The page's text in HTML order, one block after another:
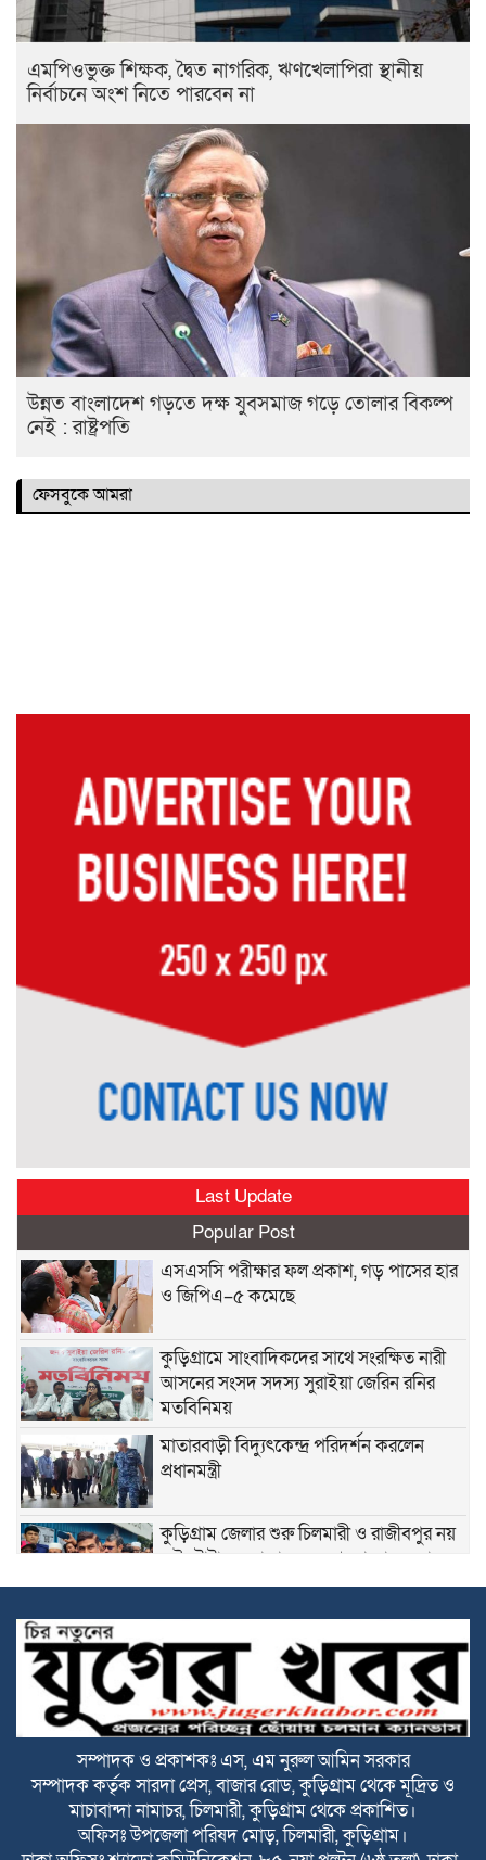
এমপিওভুক্ত শিক্ষক, দ্বৈত নাগরিক, ঋণখেলাপিরা স্থানীয়
নির্বাচনে অংশ নিতে পারবেন না
উন্নত বাংলাদেশ গড়তে দক্ষ যুবসমাজ গড়ে তোলার বিকল্প
নেই : রাষ্ট্রপতি
ফেসবুকে আমরা
Last Update
Popular Post
এসএসসি পরীক্ষার ফল প্রকাশ, গড় পাসের হার
ও জিপিএ–৫ কমেছে
কুড়িগ্রামে সাংবাদিকদের সাথে সংরক্ষিত নারী
আসনের সংসদ সদস্য সুরাইয়া জেরিন রনির
মতবিনিময়
মাতারবাড়ী বিদ্যুৎকেন্দ্র পরিদর্শন করলেন
প্রধানমন্ত্রী
কুড়িগ্রাম জেলার শুরু চিলমারী ও রাজীবপুর নয়
এই টোটাল এলাকায় যেন আমরা ভাঙন রোধ
করতে পারি এবং এখানকার কোন মানুষের যেন
বাজার আর যেন নদীতে বিলীন হয়ে না যায়। সে জন্যই বর্তমান
সরকার তারেক রহমান সরকার, এই প্রকল্পগুলো হাতে নিয়েছেন-পানি
সম্পদ প্রতিমন্ত্রী, ফরহাদ হোসেন আজাদ
ভূরুঙ্গামারীতে বর্নিল আয়োজনে কৃষক সম্মেলন
অনুষ্ঠিত
সকালে দুই জেলায় সড়ক দুর্ঘটনা, নিহত ১৬
সম্পাদক ও প্রকাশকঃ এস, এম নুরুল আমিন সরকার
সম্পাদক কর্তৃক সারদা প্রেস, বাজার রোড, কুড়িগ্রাম থেকে মূদ্রিত ও
মাচাবান্দা নামাচর, চিলমারী, কুড়িগ্রাম থেকে প্রকাশিত।
অফিসঃ উপজেলা পরিষদ মোড়, চিলমারী, কুড়িগ্রাম।